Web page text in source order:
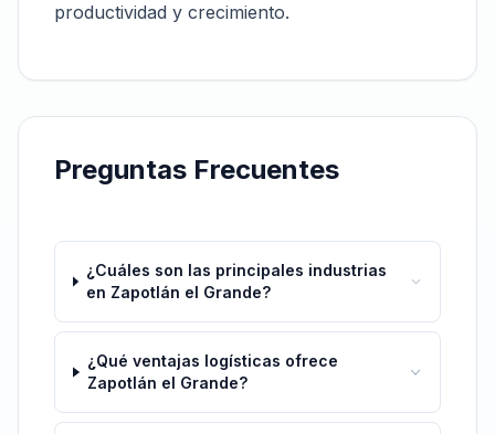
productividad y crecimiento.
Preguntas Frecuentes
¿Cuáles son las principales industrias
en Zapotlán el Grande?
¿Qué ventajas logísticas ofrece
Zapotlán el Grande?